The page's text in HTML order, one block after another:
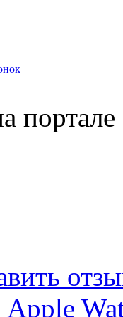
портале